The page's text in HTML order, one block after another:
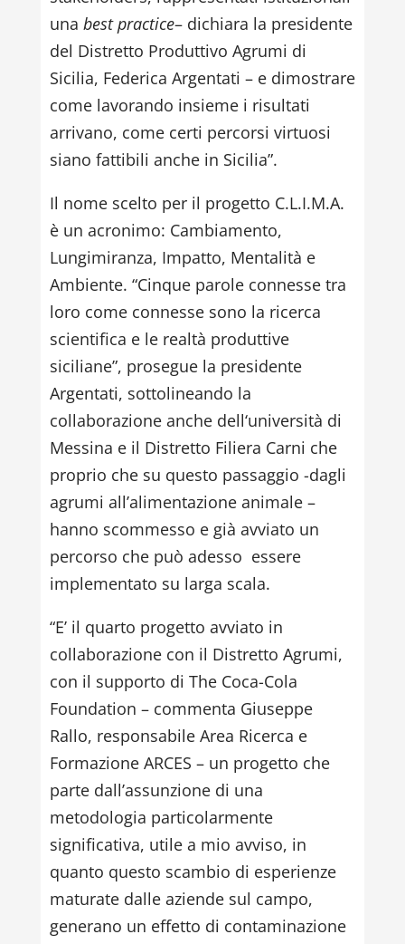
una best practice– dichiara la presidente
del Distretto Produttivo Agrumi di
Sicilia, Federica Argentati – e dimostrare
come lavorando insieme i risultati
arrivano, come certi percorsi virtuosi
siano fattibili anche in Sicilia”.
Il nome scelto per il progetto C.L.I.M.A.
è un acronimo: Cambiamento,
Lungimiranza, Impatto, Mentalità e
Ambiente. “Cinque parole connesse tra
loro come connesse sono la ricerca
scientifica e le realtà produttive
siciliane”, prosegue la presidente
Argentati, sottolineando la
collaborazione anche dell‘università di
Messina e il Distretto Filiera Carni che
proprio che su questo passaggio -dagli
agrumi all’alimentazione animale –
hanno scommesso e già avviato un
percorso che può adesso essere
implementato su larga scala.
“E’ il quarto progetto avviato in
collaborazione con il Distretto Agrumi,
con il supporto di The Coca-Cola
Foundation – commenta Giuseppe
Rallo, responsabile Area Ricerca e
Formazione ARCES – un progetto che
parte dall’assunzione di una
metodologia particolarmente
significativa, utile a mio avviso, in
quanto questo scambio di esperienze
maturate dalle aziende sul campo,
generano un effetto di contaminazione